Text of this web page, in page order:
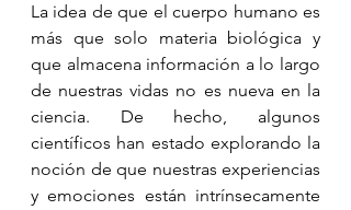
La idea de que el cuerpo humano es
más que solo materia biológica y
que almacena información a lo largo
de nuestras vidas no es nueva en la
ciencia. De hecho, algunos
científicos han estado explorando la
noción de que nuestras experiencias
y emociones están intrínsecamente